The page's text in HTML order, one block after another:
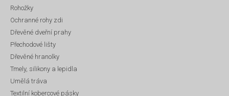
Rohožky
Ochranné rohy zdi
Dřevěné dveřní prahy
Přechodové lišty
Dřevěné hranolky
Tmely, silikony a lepidla
Umělá tráva
Textilní kobercové pásky